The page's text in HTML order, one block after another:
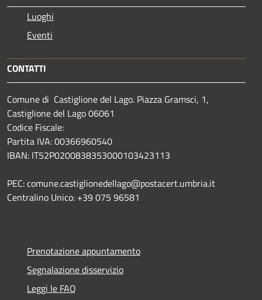
Luoghi
Eventi
CONTATTI
Comune di Castiglione del Lago. Piazza Gramsci, 1,
Castiglione del Lago 06061
Codice Fiscale:
Partita IVA: 00366960540
IBAN: IT52P0200838353000103423113
PEC: comune.castiglionedellago@postacert.umbria.it
Centralino Unico: +39 075 96581
Prenotazione appuntamento
Segnalazione disservizio
Leggi le FAQ